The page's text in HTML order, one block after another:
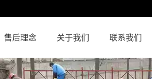
售后理念 关于我们 联系我们